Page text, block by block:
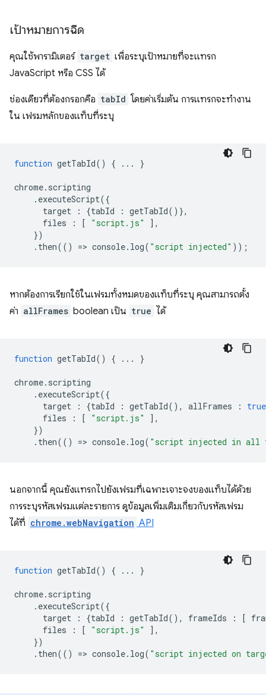
เป้าหมายการฉีด
คุณใช้พารามิเตอร์ target เพื่อระบุเป้าหมายที่จะแทรก
JavaScript หรือ CSS ได้
ช่องเดียวที่ต้องกรอกคือ tabId โดยค่าเริ่มต้น การแทรกจะทำงาน
ใน เฟรมหลักของแท็บที่ระบุ
function getTabId() { ... }
chrome. scripting
. executeScript({
target
: {tabId : getTabId()},
files
: [ "script.js"
],
})
. then(() => console. log( "script injected" ));
หากต้องการเรียกใช้ในเฟรมทั้งหมดของแท็บที่ระบุ คุณสามารถตั้ง
ค่า allFrames boolean เป็น true ได้
function getTabId() { ... }
chrome. scripting
. executeScript({
target
: {tabId : getTabId(), allFrames :
true
files
: [ "script.js"
],
})
. then(() => console. log( "script injected in all
นอกจากนี้ คุณยังแทรกไปยังเฟรมที่เฉพาะเจาะจงของแท็บได้ด้วย
การระบุรหัสเฟรมแต่ละรายการ ดูข้อมูลเพิ่มเติมเกี่ยวกับรหัสเฟรม
ได้ที่ chrome.webNavigation API
function getTabId() { ... }
chrome. scripting
. executeScript({
target
: {tabId : getTabId(), frameIds : [
files
: [ "script.js"
],
})
. then(() => console. log( "script injected on